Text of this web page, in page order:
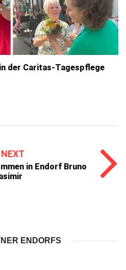
der Caritas-Tagespflege
in Endorf Bruno
ENDORFS